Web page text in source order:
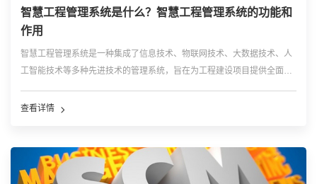
智慧工程管理系统是什么？智慧工程管理系统的功能和
作用
智慧工程管理系统是一种集成了信息技术、物联网技术、大数据技术、人
工智能技术等多种先进技术的管理系统，旨在为工程建设项目提供全面、
成： 信息采集层：这一层主要负责收集施工现场的各种信息，包括但不限
查看详情